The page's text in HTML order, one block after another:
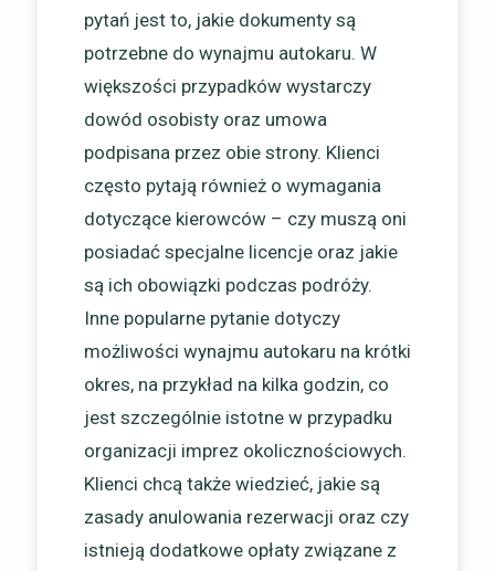
pytań jest to, jakie dokumenty są
potrzebne do wynajmu autokaru. W
większości przypadków wystarczy
dowód osobisty oraz umowa
podpisana przez obie strony. Klienci
często pytają również o wymagania
dotyczące kierowców – czy muszą oni
posiadać specjalne licencje oraz jakie
są ich obowiązki podczas podróży.
Inne popularne pytanie dotyczy
możliwości wynajmu autokaru na krótki
okres, na przykład na kilka godzin, co
jest szczególnie istotne w przypadku
organizacji imprez okolicznościowych.
Klienci chcą także wiedzieć, jakie są
zasady anulowania rezerwacji oraz czy
istnieją dodatkowe opłaty związane z